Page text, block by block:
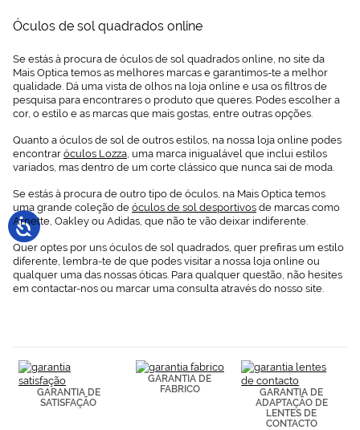
Óculos de sol quadrados online
Se estás à procura de óculos de sol quadrados online, no site da
Mais Optica temos as melhores marcas e garantimos-te a melhor
qualidade. Dá uma vista de olhos na loja online e usa os filtros de
pesquisa para encontrares o produto que queres. Podes escolher a
cor, o estilo e as marcas que mais gostas, entre outras opções.
Quanto a óculos de sol de outros estilos, na nossa loja online podes
encontrar óculos Lozza , uma marca inigualável que inclui estilos
variados, mas dentro de um corte clássico que nunca sai de moda.
Se estás à procura de outro tipo de óculos, na Mais Optica temos
uma grande coleção de óculos de sol desportivos de marcas como
Arnette, Oakley ou Adidas, que não te vão deixar indiferente.
Quer optes por uns óculos de sol quadrados, quer prefiras um estilo
diferente, lembra-te de que podes visitar a nossa loja online ou
qualquer uma das nossas óticas. Para qualquer questão, não hesites
em contactar-nos ou marcar uma consulta através do nosso site.
GARANTIA DE
SATISFAÇÃO
GARANTIA DE
FABRICO
GARANTIA DE
ADAPTAÇÃO DE
LENTES DE
CONTACTO